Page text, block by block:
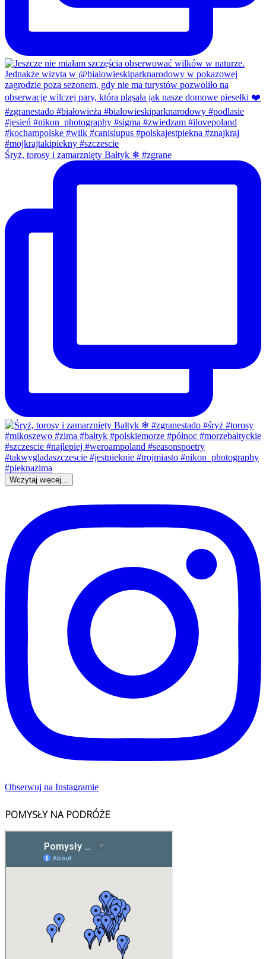
Śryż, torosy i zamarznięty Bałtyk ❄ #zgrane
Wczytaj więcej...
Obserwuj na Instagramie
POMYSŁY NA PODRÓŻE